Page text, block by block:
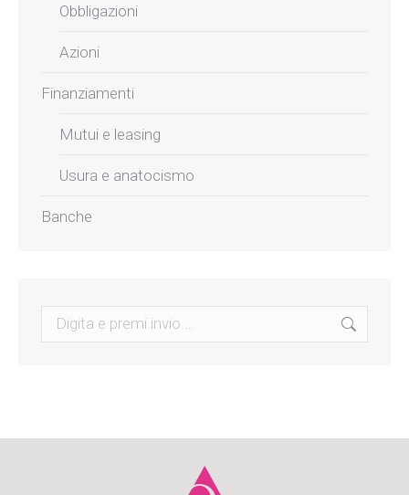
Obbligazioni
Azioni
Finanziamenti
Mutui e leasing
Usura e anatocismo
Banche
Search: